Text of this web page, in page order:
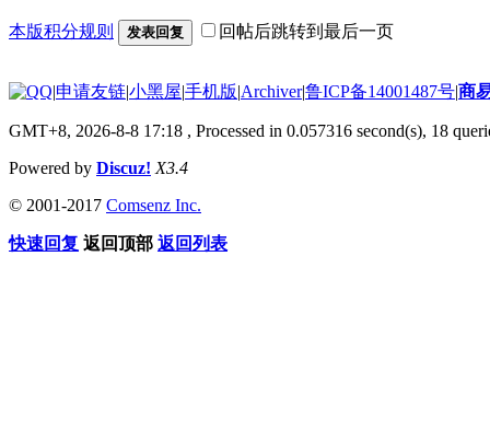
本版积分规则 发表回复 回帖后跳转到最后一页
|申请友链|小黑屋|手机版|Archiver|鲁ICP备14001487号|商
GMT+8, 2026-8-8 17:18 , Processed in 0.057316 second(s), 18
Powered by Discuz! X3.4
© 2001-2017 Comsenz Inc.
快速回复 返回顶部 返回列表